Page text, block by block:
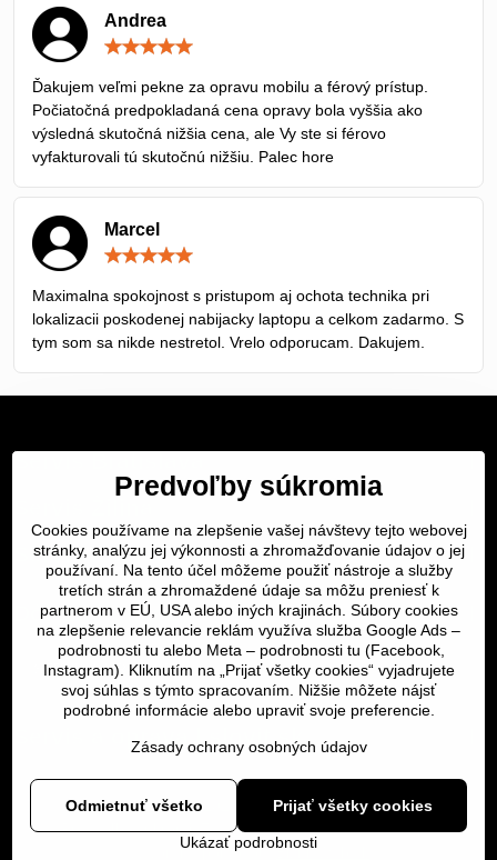
Andrea
5
Ďakujem veľmi pekne za opravu mobilu a férový prístup.
Počiatočná predpokladaná cena opravy bola vyššia ako
výsledná skutočná nižšia cena, ale Vy ste si férovo
vyfakturovali tú skutočnú nižšiu. Palec hore
Marcel
5
Maximalna spokojnost s pristupom aj ochota technika pri
lokalizacii poskodenej nabijacky laptopu a celkom zadarmo. S
tym som sa nikde nestretol. Vrelo odporucam. Dakujem.
Servis Bratislava
Servis Košice
Dôležité odkazy
SERVIS KURIÉROM
Servis a oprava | slovit.sk
©
Copyright
Predvoľby súkromiaZásady ochrany osobných údajov
Vytvorené pomocou:BiznisWeb.sk
Predvoľby súkromia
Cookies používame na zlepšenie vašej návštevy tejto webovej
stránky, analýzu jej výkonnosti a zhromažďovanie údajov o jej
používaní. Na tento účel môžeme použiť nástroje a služby
tretích strán a zhromaždené údaje sa môžu preniesť k
partnerom v EÚ, USA alebo iných krajinách. Súbory cookies
na zlepšenie relevancie reklám využíva služba Google Ads –
podrobnosti tu alebo Meta – podrobnosti tu (Facebook,
Instagram). Kliknutím na „Prijať všetky cookies“ vyjadrujete
svoj súhlas s týmto spracovaním. Nižšie môžete nájsť
podrobné informácie alebo upraviť svoje preferencie.
Zásady ochrany osobných údajov
Ukázať podrobnosti
Prijať všetky cookies
Odmietnuť všetko